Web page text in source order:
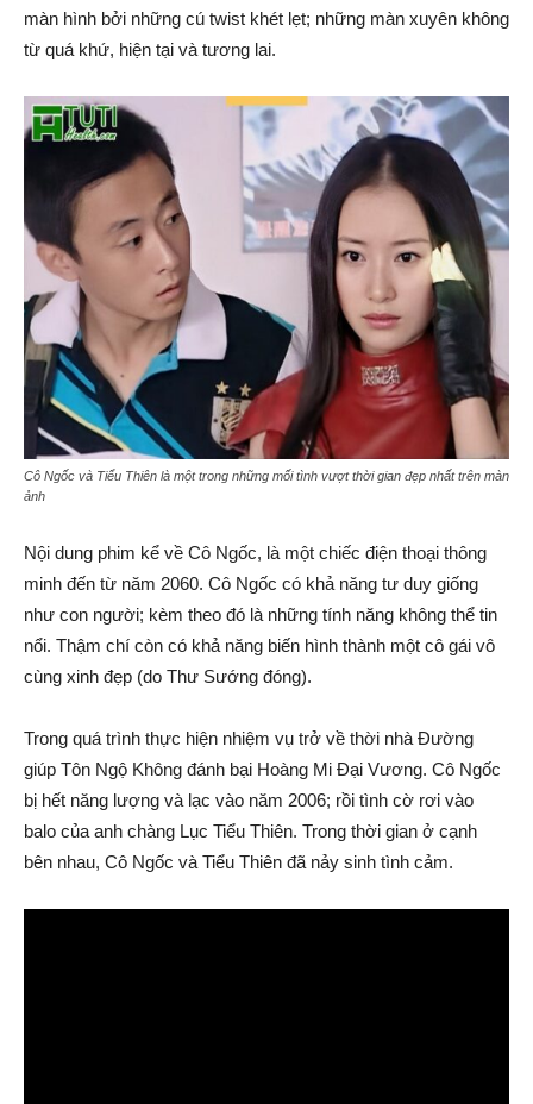
màn hình bởi những cú twist khét lẹt; những màn xuyên không
từ quá khứ, hiện tại và tương lai.
Cô Ngốc và Tiểu Thiên là một trong những mối tình vượt thời gian đẹp nhất trên màn
ảnh
Nội dung phim kể về Cô Ngốc, là một chiếc điện thoại thông
minh đến từ năm 2060. Cô Ngốc có khả năng tư duy giống
như con người; kèm theo đó là những tính năng không thể tin
nổi. Thậm chí còn có khả năng biến hình thành một cô gái vô
cùng xinh đẹp (do Thư Sướng đóng).
Trong quá trình thực hiện nhiệm vụ trở về thời nhà Đường
giúp Tôn Ngộ Không đánh bại Hoàng Mi Đại Vương. Cô Ngốc
bị hết năng lượng và lạc vào năm 2006; rồi tình cờ rơi vào
balo của anh chàng Lục Tiểu Thiên. Trong thời gian ở cạnh
bên nhau, Cô Ngốc và Tiểu Thiên đã nảy sinh tình cảm.